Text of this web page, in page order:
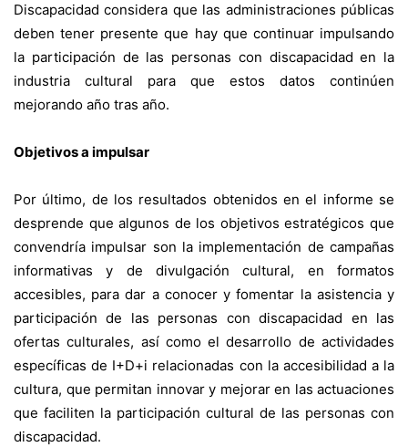
Discapacidad considera que las administraciones públicas
deben tener presente que hay que continuar impulsando
la participación de las personas con discapacidad en la
industria cultural para que estos datos continúen
mejorando año tras año.
Objetivos a impulsar
Por último, de los resultados obtenidos en el informe se
desprende que algunos de los objetivos estratégicos que
convendría impulsar son la implementación de campañas
informativas y de divulgación cultural, en formatos
accesibles, para dar a conocer y fo­mentar la asistencia y
participación de las personas con discapacidad en las
ofertas culturales, así como el desarrollo de actividades
específicas de I+D+i relacionadas con la accesibilidad a la
cultura, que permitan innovar y mejorar en las actuaciones
que faciliten la participación cultural de las personas con
discapacidad.